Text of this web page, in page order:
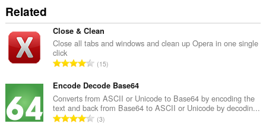
Related
Close & Clean
Close all tabs and windows and clean up Opera in one single
click
Σ
ν
ο
λ
ο
15
Encode Decode Base64
Converts from ASCII or Unicode to Base64 by encoding the
text and back from Base64 to ASCII or Unicode by decodin...
Σ3